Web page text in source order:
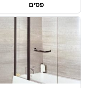
פסים
זה
סוגים.
ניתן